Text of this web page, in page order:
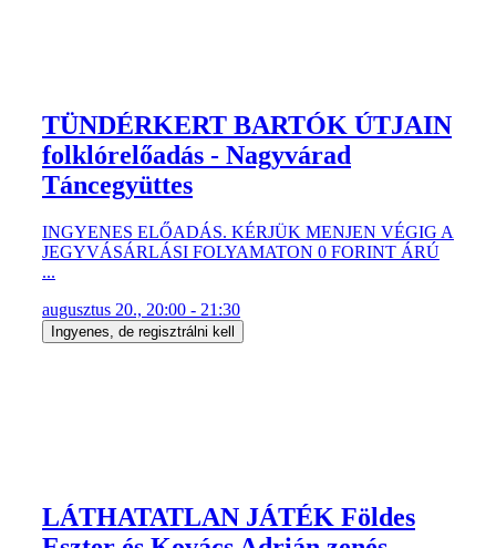
TÜNDÉRKERT BARTÓK ÚTJAIN
folklórelőadás - Nagyvárad
Táncegyüttes
INGYENES ELŐADÁS. KÉRJÜK MENJEN VÉGIG A
JEGYVÁSÁRLÁSI FOLYAMATON 0 FORINT ÁRÚ
...
augusztus 20., 20:00 - 21:30
Ingyenes, de regisztrálni kell
LÁTHATATLAN JÁTÉK Földes